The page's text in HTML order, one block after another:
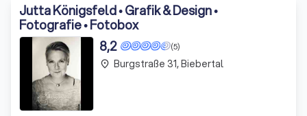
Jutta Königsfeld • Grafik & Design •
Fotografie • Fotobox
(5)
8,2
place Burgstraße 31, Biebertal